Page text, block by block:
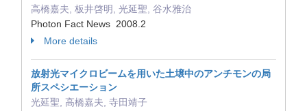
高橋嘉夫, 板井啓明, 光延聖, 谷水雅治
Photon Fact News 2008.2
More details
放射光マイクロビームを用いた土壌中のアンチモンの局
所スペシエーション
光延聖, 高橋嘉夫, 寺田靖子